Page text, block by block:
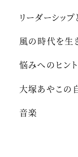
リーダーシッ
風の時代を生
悩みへのヒント
大塚あやこの
音楽